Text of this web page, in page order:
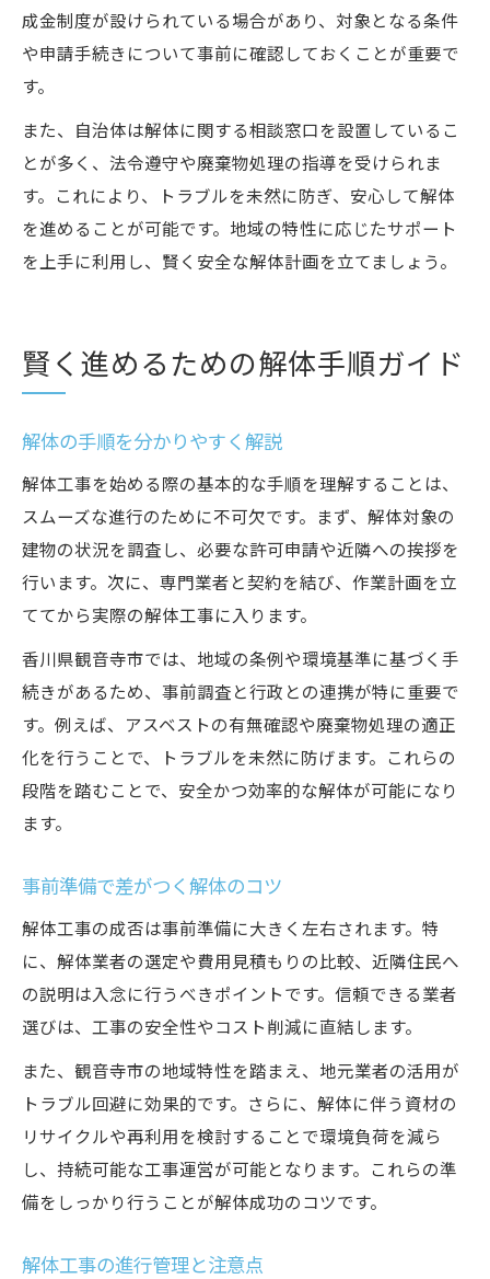
成金制度が設けられている場合があり、対象となる条件
や申請手続きについて事前に確認しておくことが重要で
す。
また、自治体は解体に関する相談窓口を設置しているこ
とが多く、法令遵守や廃棄物処理の指導を受けられま
す。これにより、トラブルを未然に防ぎ、安心して解体
を進めることが可能です。地域の特性に応じたサポート
を上手に利用し、賢く安全な解体計画を立てましょう。
賢く進めるための解体手順ガイド
解体の手順を分かりやすく解説
解体工事を始める際の基本的な手順を理解することは、
スムーズな進行のために不可欠です。まず、解体対象の
建物の状況を調査し、必要な許可申請や近隣への挨拶を
行います。次に、専門業者と契約を結び、作業計画を立
ててから実際の解体工事に入ります。
香川県観音寺市では、地域の条例や環境基準に基づく手
続きがあるため、事前調査と行政との連携が特に重要で
す。例えば、アスベストの有無確認や廃棄物処理の適正
化を行うことで、トラブルを未然に防げます。これらの
段階を踏むことで、安全かつ効率的な解体が可能になり
ます。
事前準備で差がつく解体のコツ
解体工事の成否は事前準備に大きく左右されます。特
に、解体業者の選定や費用見積もりの比較、近隣住民へ
の説明は入念に行うべきポイントです。信頼できる業者
選びは、工事の安全性やコスト削減に直結します。
また、観音寺市の地域特性を踏まえ、地元業者の活用が
トラブル回避に効果的です。さらに、解体に伴う資材の
リサイクルや再利用を検討することで環境負荷を減ら
し、持続可能な工事運営が可能となります。これらの準
備をしっかり行うことが解体成功のコツです。
解体工事の進行管理と注意点